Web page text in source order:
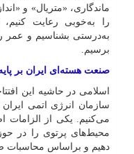
ماندگاری، «متریال» و
را به‌خوبی رعایت
به‌درستی بشناسیم و عمر
برسیم.
صنعت هسته‌ای ایران بر
اسلامی در حاشیه این
سازمان انرژی اتمی
می‌کنیم. یکی از الزامات
محیط‌های پرتوی را در
دهیم و براساس محاسبات